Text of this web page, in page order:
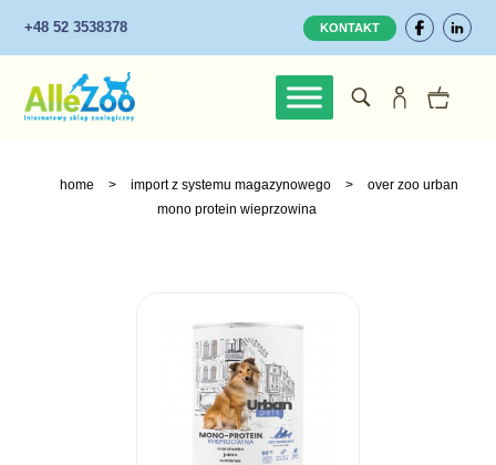
+48 52 3538378 KONTAKT
home > import z systemu magazynowego >
over zoo urban
mono protein wieprzowina